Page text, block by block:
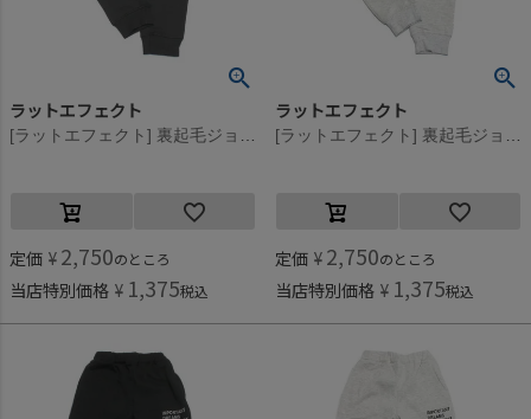
ラットエフェクト
定価 ¥ 2,750のところ
当店特別価格 ¥ 1,375税込
ラットエフェクト
定価 ¥ 2,750のところ
当店特別価格 ¥ 1,375税込